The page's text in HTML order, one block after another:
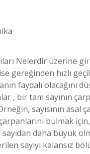
Nelerdir üzerine
gereğinden hızlı
faydalı olacağını
, bir tam sayının
sayısının asal
bulmak
daha büyük
sayıyı kalansız